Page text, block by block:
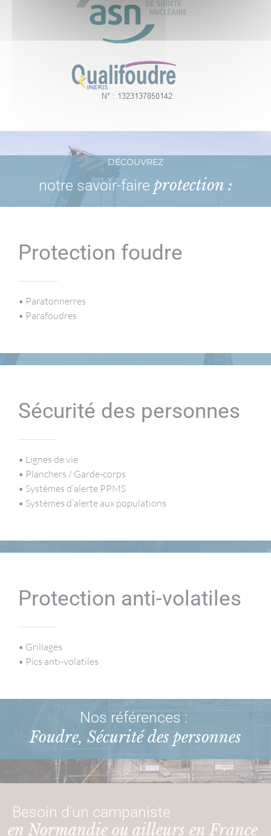
DÉCOUVREZ
notre savoir-faire protection :
Protection foudre
• Paratonnerres
• Parafoudres
Sécurité des personnes
• Lignes de vie
• Planchers / Garde-corps
• Systèmes d’alerte PPMS
• Systèmes d’alerte aux populations
Protection anti-volatiles
• Grillages
• Pics anti-volatiles
Nos références :
Foudre, Sécurité des personnes
Besoin d'un campaniste
en Normandie ou ailleurs en France